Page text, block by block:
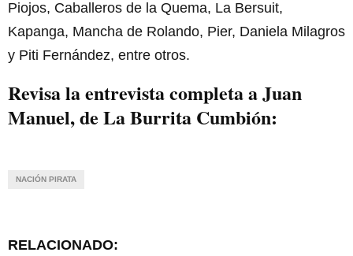
Piojos, Caballeros de la Quema, La Bersuit,
Kapanga, Mancha de Rolando, Pier, Daniela Milagros
y Piti Fernández, entre otros.
Revisa la entrevista completa a Juan
Manuel, de La Burrita Cumbión:
NACIÓN PIRATA
RELACIONADO: